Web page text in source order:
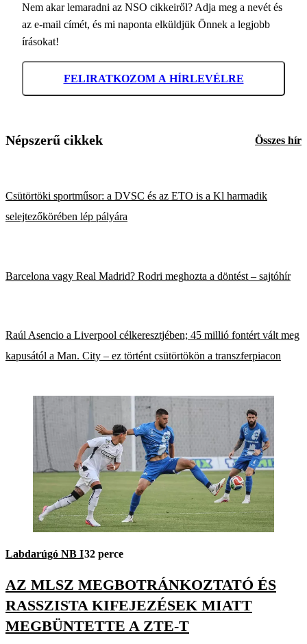
Nem akar lemaradni az NSO cikkeiről? Adja meg a nevét és
az e-mail címét, és mi naponta elküldjük Önnek a legjobb
írásokat!
FELIRATKOZOM A HÍRLEVÉLRE
Népszerű cikkek Összes hír
Csütörtöki sportműsor: a DVSC és az ETO is a Kl harmadik
selejtezőkörében lép pályára
Barcelona vagy Real Madrid? Rodri meghozta a döntést – sajtóhír
Raúl Asencio a Liverpool célkeresztjében; 45 millió fontért vált meg
kapusától a Man. City – ez történt csütörtökön a transzferpiacon
Labdarúgó NB I32 perce
AZ MLSZ MEGBOTRÁNKOZTATÓ ÉS
RASSZISTA KIFEJEZÉSEK MIATT
MEGBÜNTETTE A ZTE-T